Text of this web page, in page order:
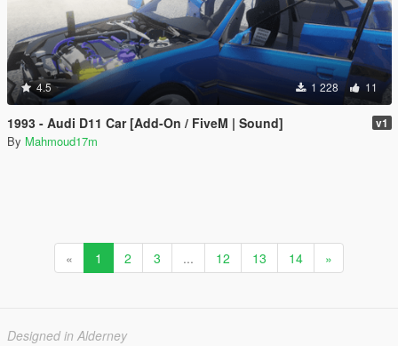
4.5 1 228 11
1993 - Audi D11 Car [Add-On / FiveM | Sound] v1
By Mahmoud17m
« 1 2 3 ... 12 13 14 »
Designed in Alderney